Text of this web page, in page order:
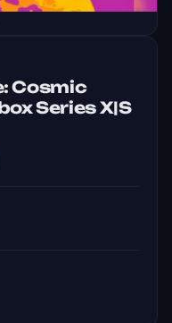
Cosmic
Series X|S